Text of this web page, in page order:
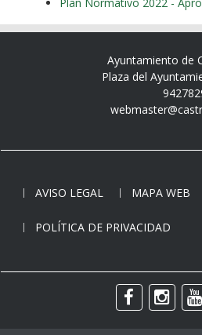
Ayuntamiento de
Plaza del
AVISO LEGAL
MAPA WEB
POLÍTICA DE PRIVACIDAD